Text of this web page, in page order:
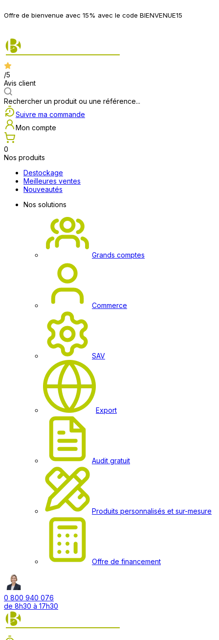
Offre de bienvenue avec 15% avec le code BIENVENUE15
/5
Avis client
Rechercher un produit ou une référence...
Suivre ma commande
Mon compte
0
Nos produits
Destockage
Meilleures ventes
Nouveautés
Nos solutions
Grands comptes
Commerce
SAV
Export
Audit gratuit
Produits personnalisés et sur-mesure
Offre de financement
0 800 940 076
de 8h30 à 17h30